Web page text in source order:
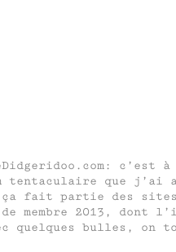
c’est à
tentaculaire que j’ai
ça fait partie des
membre 2013, dont
bulles, on